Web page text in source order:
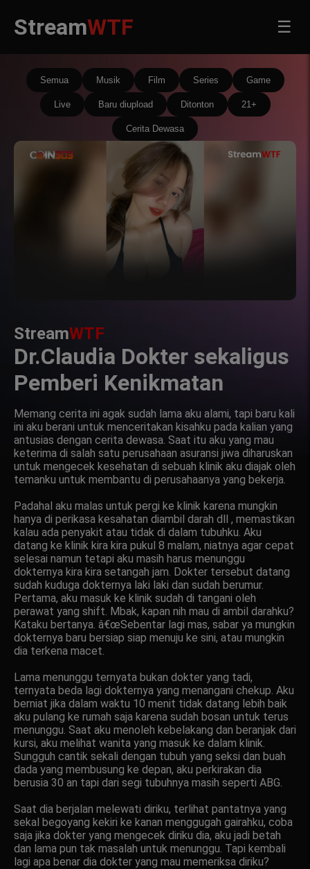
StreamWTF ☰
Semua Musik Film Series Game
Live Baru diupload Ditonton 21+
Cerita Dewasa
StreamWTF
Dr.Claudia Dokter sekaligus
Pemberi Kenikmatan
Memang cerita ini agak sudah lama aku alami, tapi baru kali
ini aku berani untuk menceritakan kisahku pada kalian yang
antusias dengan cerita dewasa. Saat itu aku yang mau
keterima di salah satu perusahaan asuransi jiwa diharuskan
untuk mengecek kesehatan di sebuah klinik aku diajak oleh
temanku untuk membantu di perusahaanya yang bekerja.
Padahal aku malas untuk pergi ke klinik karena mungkin
hanya di perikasa kesahatan diambil darah dll , memastikan
kalau ada penyakit atau tidak di dalam tubuhku. Aku
datang ke klinik kira kira pukul 8 malam, niatnya agar cepat
selesai namun tetapi aku masih harus menunggu
dokternya kira kira setangah jam. Dokter tersebut datang
sudah kuduga dokternya laki laki dan sudah berumur.
Pertama, aku masuk ke klinik sudah di tangani oleh
perawat yang shift. Mbak, kapan nih mau di ambil darahku?
Kataku bertanya. â€œSebentar lagi mas, sabar ya mungkin
dokternya baru bersiap siap menuju ke sini, atau mungkin
dia terkena macet.
Lama menunggu ternyata bukan dokter yang tadi,
ternyata beda lagi dokternya yang menangani chekup. Aku
berniat jika dalam waktu 10 menit tidak datang lebih baik
aku pulang ke rumah saja karena sudah bosan untuk terus
menunggu. Saat aku menoleh kebelakang dan beranjak dari
kursi, aku melihat wanita yang masuk ke dalam klinik.
Sungguh cantik sekali dengan tubuh yang seksi dan buah
dada yang membusung ke depan, aku perkirakan dia
berusia 30 an tapi dari segi tubuhnya masih seperti ABG.
Saat dia berjalan melewati diriku, terlihat pantatnya yang
sekal begoyang kekiri ke kanan menggugah gairahku, coba
saja jika dokter yang mengecek diriku dia, aku jadi betah
dan lama pun tak masalah untuk menunggu. Tapi kembali
lagi apa benar dia dokter yang mau memeriksa diriku?